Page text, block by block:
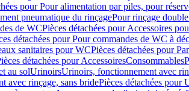
pour Pour alimentation par piles, pour
pneumatique du rinçagePour rinçage
de WCPièces détachées pour Accessoires
détachées pour Pour commandes de WC à
sanitaires pour WCPièces détachées pour
détachées pour AccessoiresConsommables
au solUrinoirsUrinoirs, fonctionnement avec
avec rinçage, sans bridePièces détachées pour